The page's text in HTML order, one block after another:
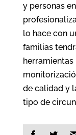
y personas
lo hace con
familias
de calidad y
tipo de